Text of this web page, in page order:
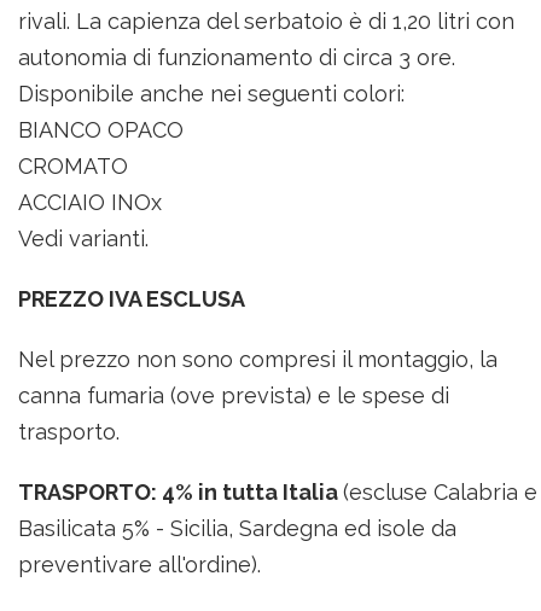
rivali. La capienza del serbatoio è di 1,20 litri con
autonomia di funzionamento di circa 3 ore.
Disponibile anche nei seguenti colori:
BIANCO OPACO
CROMATO
ACCIAIO INOx
Vedi varianti.
PREZZO IVA ESCLUSA
Nel prezzo non sono compresi il montaggio, la
canna fumaria (ove prevista) e le spese di
trasporto.
TRASPORTO: 4% in tutta Italia(escluse Calabria e
Basilicata 5% - Sicilia, Sardegna ed isole da
preventivare all'ordine).